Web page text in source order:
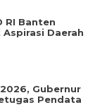
RI Banten
Daerah
Gubernur
Pendata